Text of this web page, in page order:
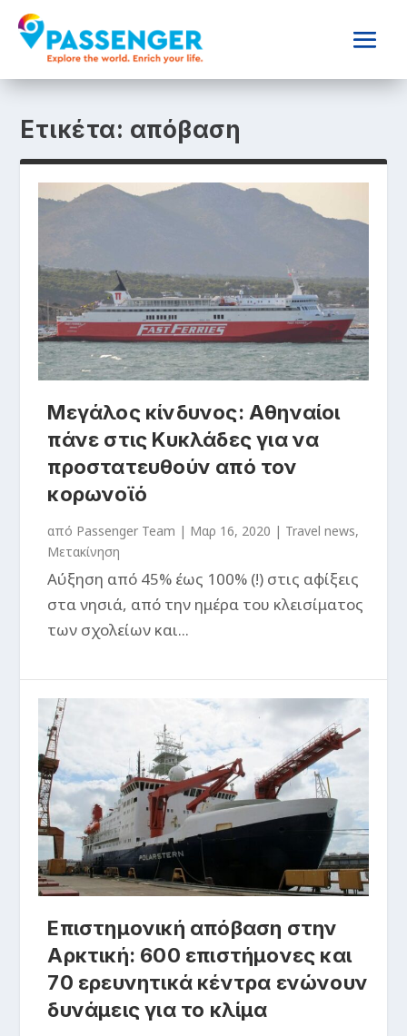
Ετικέτα: απόβαση
Μεγάλος κίνδυνος: Αθηναίοι
πάνε στις Κυκλάδες για να
προστατευθούν από τον
κορωνοϊό
από Passenger Team | Μαρ 16, 2020 | Travel news,
Μετακίνηση
Αύξηση από 45% έως 100% (!) στις αφίξεις
στα νησιά, από την ημέρα του κλεισίματος
των σχολείων και...
Επιστημονική απόβαση στην
Αρκτική: 600 επιστήμονες και
70 ερευνητικά κέντρα ενώνουν
δυνάμεις για το κλίμα